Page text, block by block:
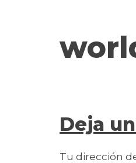
Deja
Tu dirección